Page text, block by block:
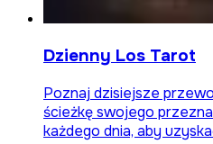
Dzienny Los Tarot
Poznaj dzisiejsze
ścieżkę swojego
każdego dnia, aby